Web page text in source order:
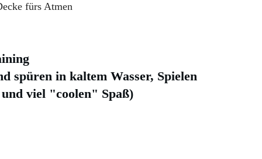
fürs Atmen
spüren in kaltem Wasser, Spielen
und viel "coolen" Spaß)